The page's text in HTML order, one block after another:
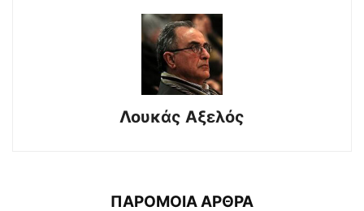
Λουκάς Αξελός
ΠΑΡΟΜΟΙΑ ΑΡΘΡΑ